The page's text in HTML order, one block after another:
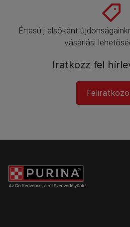
Értesülj elsőként
vásárlási
Iratkozz fel